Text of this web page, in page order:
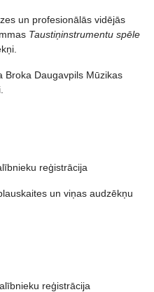
un profesionālās vidējās
Taustiņinstrumentu spēle
Broka Daugavpils Mūzikas
reģistrācija
un viņas audzēkņu
reģistrācija